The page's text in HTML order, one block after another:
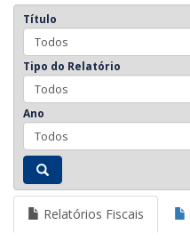
Título
Tipo do Relatório
Ano
Relatórios Fiscais